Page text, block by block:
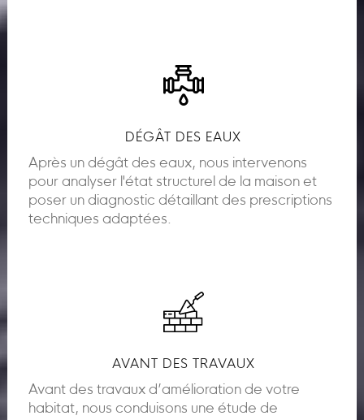
DÉGÂT DES EAUX
Après un dégât des eaux, nous intervenons
pour analyser l'état structurel de la maison et
poser un diagnostic détaillant des prescriptions
techniques adaptées.
AVANT DES TRAVAUX
Avant des travaux d’amélioration de votre
habitat, nous conduisons une étude de